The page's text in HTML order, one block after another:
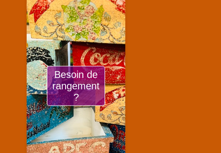
Besoin de
rangement
?